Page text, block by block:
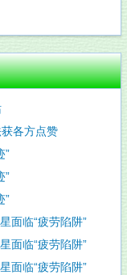
各方点赞
”
”
”
面临“疲劳陷阱”
面临“疲劳陷阱”
面临“疲劳陷阱”